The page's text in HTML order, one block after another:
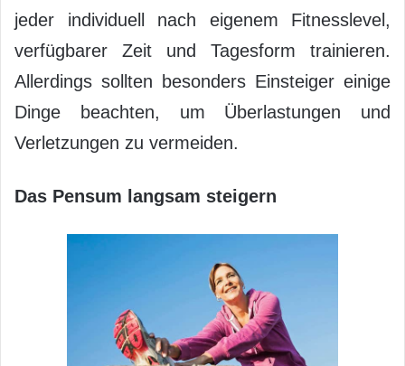
jeder individuell nach eigenem Fitnesslevel,
verfügbarer Zeit und Tagesform trainieren.
Allerdings sollten besonders Einsteiger einige
Dinge beachten, um Überlastungen und
Verletzungen zu vermeiden.
Das Pensum langsam steigern